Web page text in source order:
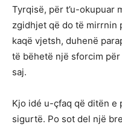
Tyrqisë, për t’u-okupuar
zgidhjet që do të mirrnin
kaqë vjetsh, duhenë
të bëhetë një sforcim
saj.
Kjo idé u-çfaq që ditën e
sigurtë. Po sot del një